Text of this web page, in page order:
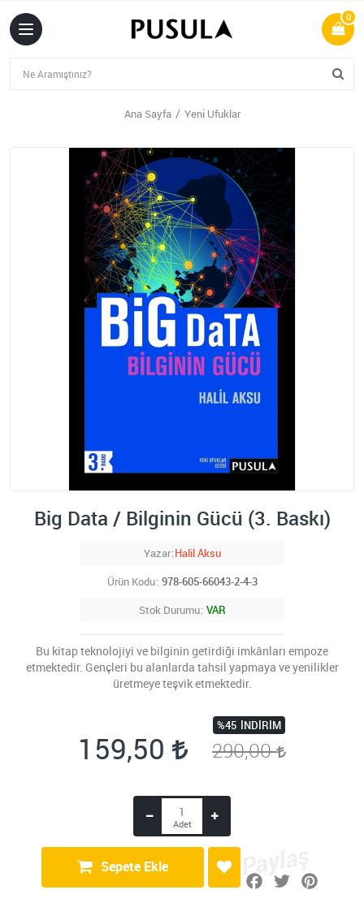
0
Ana Sayfa Yeni Ufuklar
Big Data / Bilginin Gücü (3. Baskı)
Yazar Halil Aksu
Ürün Kodu 978-605-66043-2-4-3
Stok Durumu VAR
Bu kitap teknolojiyi ve bilginin getirdiği imkânları empoze
etmektedir. Gençleri bu alanlarda tahsil yapmaya ve yenilikler
üretmeye teşvik etmektedir.
159,50
%45 İNDIRIM
290,00
Sepete Ekle